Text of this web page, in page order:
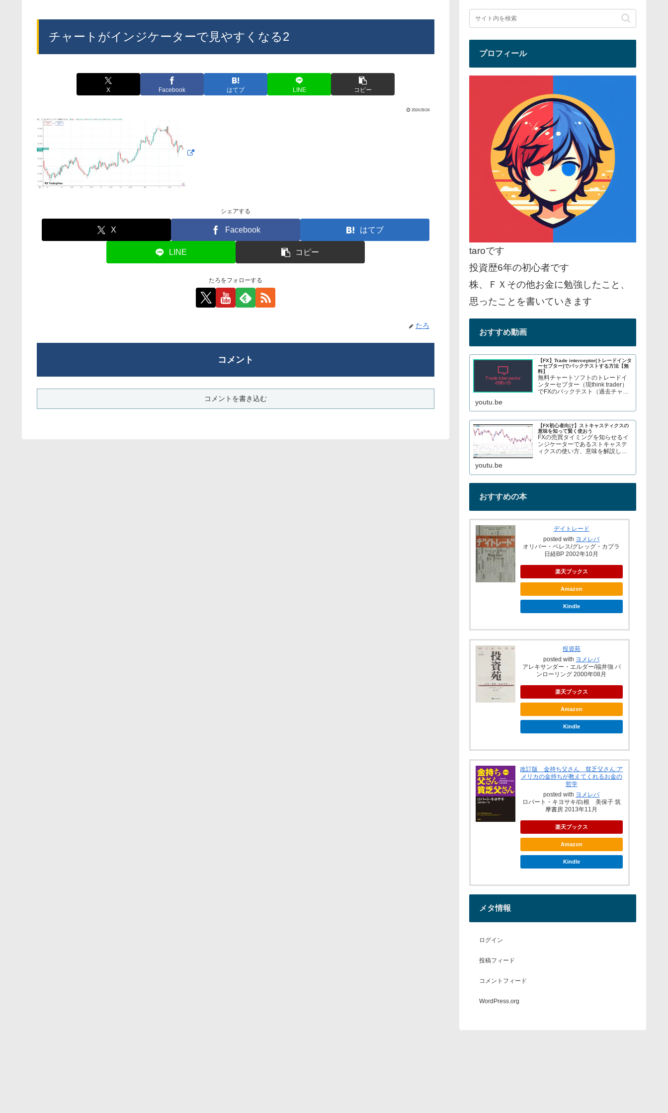
チャートがインジケーターで見やすくなる2
X Facebook はてブ LINE コピー
2024.09.04
シェアする
X Facebook はてブ
LINE コピー
たろをフォローする
たろ
コメント
コメントを書き込む
プロフィール
taroです
投資歴6年の初心者です
株、ＦＸその他お金に勉強したこと、
思ったことを書いていきます
おすすめ動画
【FX】Trade interceptor(トレードインタ
ーセプター)でバックテストする方法【無
料】
無料チャートソフトのトレードイ
ンターセプター（現think trader）
でFXのバックテスト（過去チャー
数のCFDトレードについてブログ
で解説してます→ twitter、t...
youtu.be
【FX初心者向け】ストキャスティクスの
意味を知って賢く使おう
FXの売買タイミングを知らせるイ
ンジケーターであるストキャステ
ィクスの使い方、意味を解説して
youtu.be
おすすめの本
デイトレード
posted with ヨメレバ
オリバー・ベレス/グレッグ・カプラ
日経BP 2002年10月
楽天ブックス
Amazon
Kindle
投資苑
posted with ヨメレバ
アレキサンダー・エルダー/福井強 パ
ンローリング 2000年08月
楽天ブックス
Amazon
Kindle
改訂版 金持ち父さん 貧乏父さん:ア
メリカの金持ちが教えてくれるお金の
哲学
posted with ヨメレバ
ロバート・キヨサキ/白根 美保子 筑
摩書房 2013年11月
楽天ブックス
Amazon
Kindle
メタ情報
ログイン
投稿フィード
コメントフィード
WordPress.org